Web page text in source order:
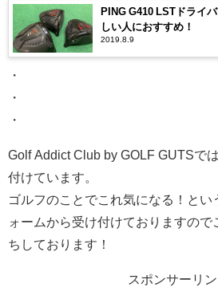
PING G410 LSTドライ
しい人におすすめ！
2019.8.9
・
・
・
Golf Addict Club by GOLF GUTSで
付けています。
ゴルフのことでこれ気になる！とい
ォームから受け付けておりますの
ちしております！
スポンサーリン